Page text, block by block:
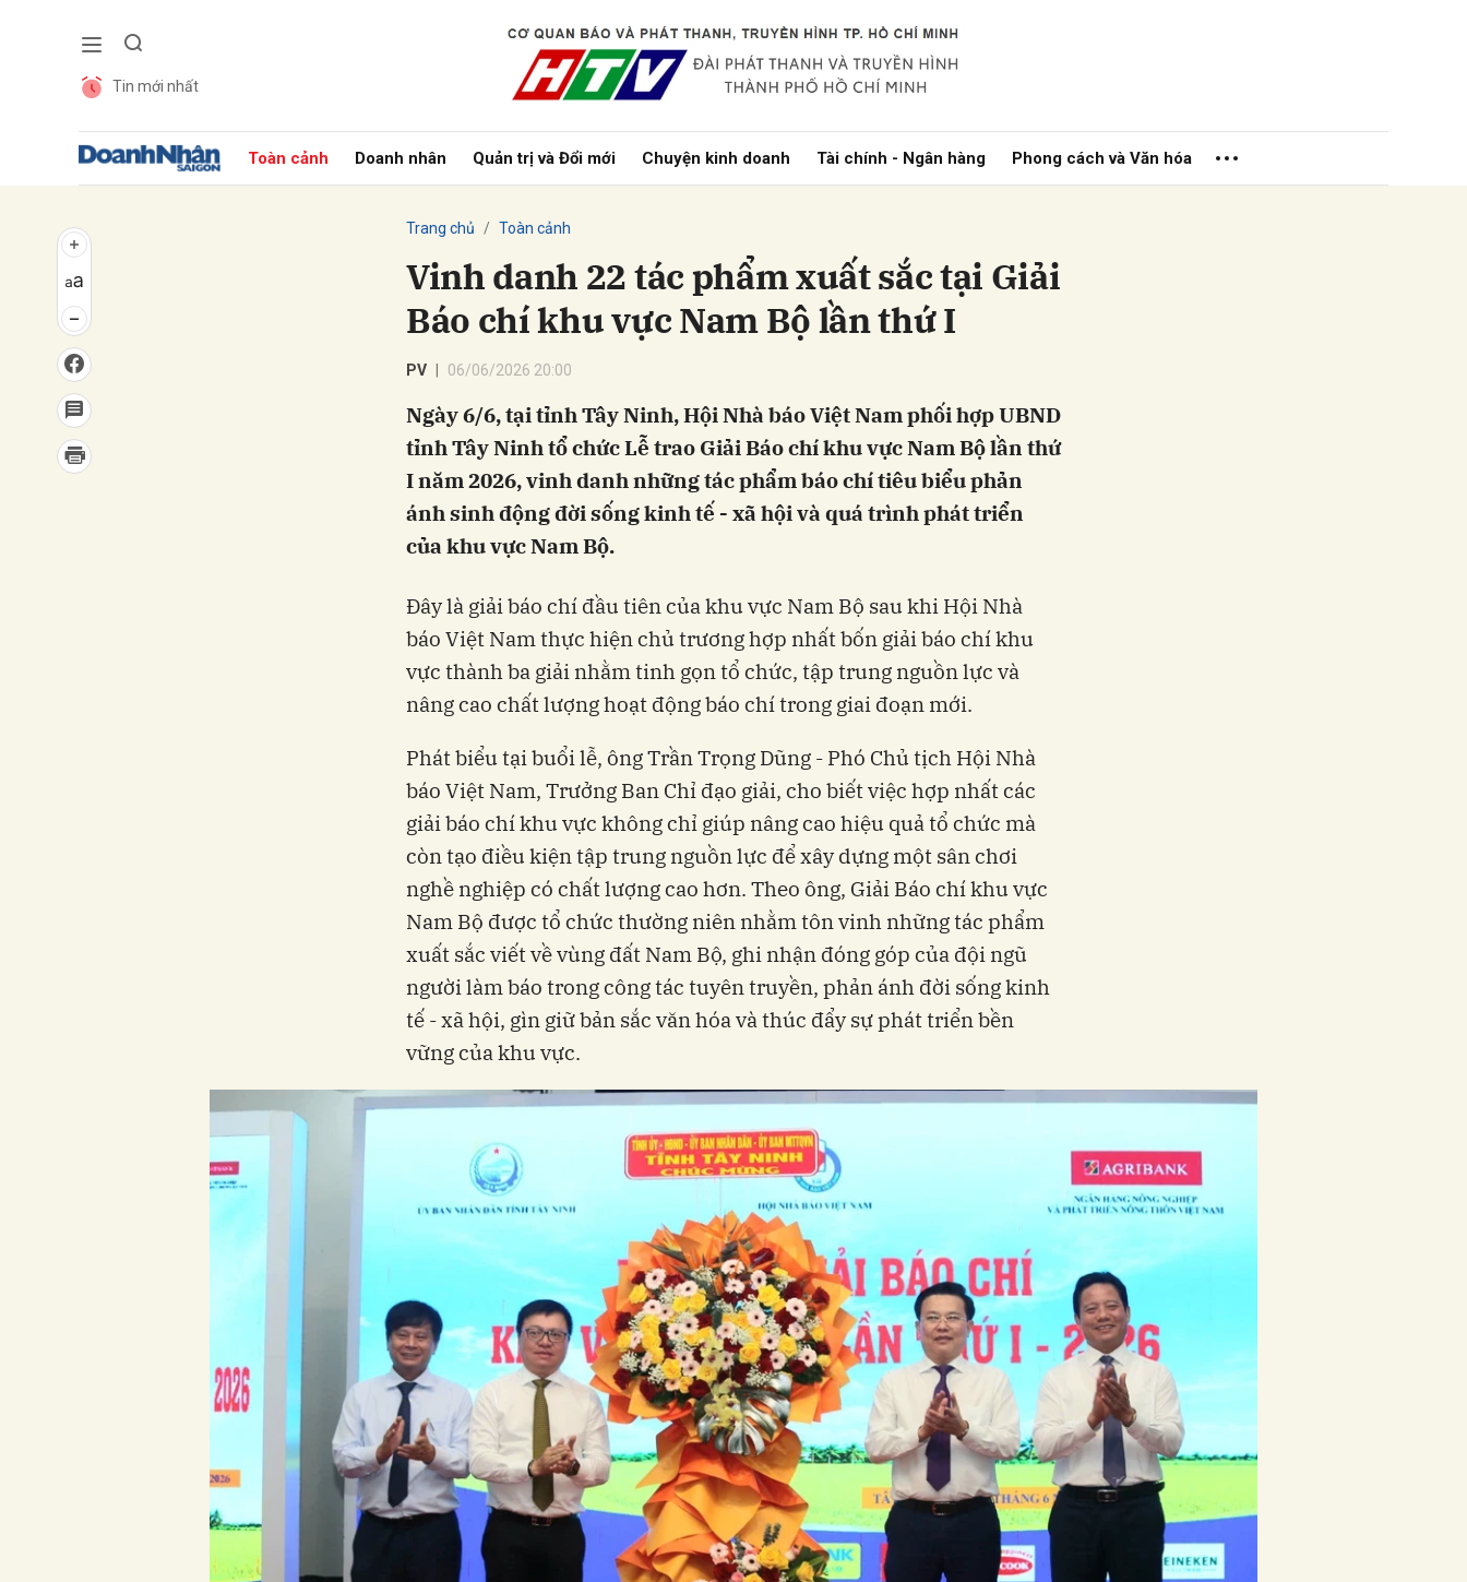
Tin mới nhất
Toàn cảnh Doanh nhân Quản trị và Đổi mới Chuyện kinh doanh Tài chính - Ngân hàng Phong cách và Văn hóa
Trang chủ Toàn cảnh
Vinh danh 22 tác phẩm xuất sắc tại Giải
Báo chí khu vực Nam Bộ lần thứ I
PV 06/06/2026 20:00
Ngày 6/6, tại tỉnh Tây Ninh, Hội Nhà báo Việt Nam phối hợp UBND
tỉnh Tây Ninh tổ chức Lễ trao Giải Báo chí khu vực Nam Bộ lần thứ
I năm 2026, vinh danh những tác phẩm báo chí tiêu biểu phản
ánh sinh động đời sống kinh tế - xã hội và quá trình phát triển
của khu vực Nam Bộ.
Đây là giải báo chí đầu tiên của khu vực Nam Bộ sau khi Hội Nhà
báo Việt Nam thực hiện chủ trương hợp nhất bốn giải báo chí khu
vực thành ba giải nhằm tinh gọn tổ chức, tập trung nguồn lực và
nâng cao chất lượng hoạt động báo chí trong giai đoạn mới.
Phát biểu tại buổi lễ, ông Trần Trọng Dũng - Phó Chủ tịch Hội Nhà
báo Việt Nam, Trưởng Ban Chỉ đạo giải, cho biết việc hợp nhất các
giải báo chí khu vực không chỉ giúp nâng cao hiệu quả tổ chức mà
còn tạo điều kiện tập trung nguồn lực để xây dựng một sân chơi
nghề nghiệp có chất lượng cao hơn. Theo ông, Giải Báo chí khu vực
Nam Bộ được tổ chức thường niên nhằm tôn vinh những tác phẩm
xuất sắc viết về vùng đất Nam Bộ, ghi nhận đóng góp của đội ngũ
người làm báo trong công tác tuyên truyền, phản ánh đời sống kinh
tế - xã hội, gìn giữ bản sắc văn hóa và thúc đẩy sự phát triển bền
vững của khu vực.